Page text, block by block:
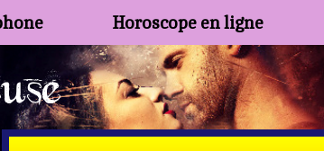
Horoscope en ligne